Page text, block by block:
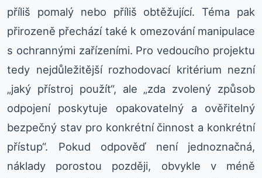
příliš pomalý nebo příliš obtěžující. Téma pak
přirozeně přechází také k omezování manipulace
s ochrannými zařízeními. Pro vedoucího projektu
tedy nejdůležitější rozhodovací kritérium nezní
„jaký přístroj použít“, ale „zda zvolený způsob
odpojení poskytuje opakovatelný a ověřitelný
bezpečný stav pro konkrétní činnost a konkrétní
přístup“. Pokud odpověď není jednoznačná,
náklady porostou později, obvykle v méně